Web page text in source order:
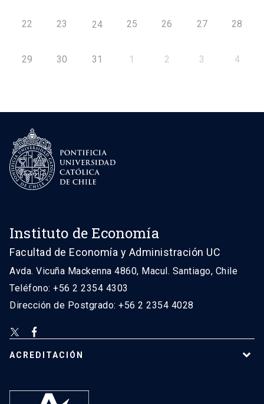
22 23 24 25 26 27 28
29 30 31 1 2 3 4
Instituto de Economía
Facultad de Economía y Administración UC
Avda. Vicuña Mackenna 4860, Macul. Santiago, Chile
Teléfono: +56 2 2354 4303
Dirección de Postgrado: +56 2 2354 4028
ACREDITACIÓN